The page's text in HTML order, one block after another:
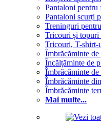
Pantaloni pentru
Pantaloni scurți
Treninguri
Tricouri și
Tricouri, T-shirt-
Îmbrăcăminte
Încălțăminte de
Îmbrăcăminte
Îmbrăcăminte
Îmbrăcăminte
Mai multe...